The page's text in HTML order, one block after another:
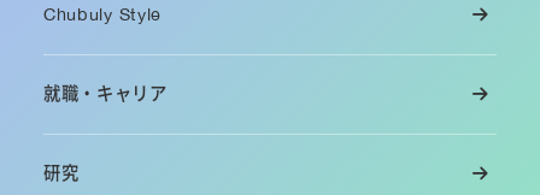
Chubuly Style
就職・キャリア
研究